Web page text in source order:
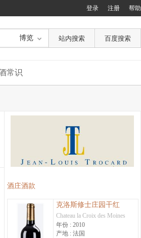
帮助
注册
登录
博览
常识
酒庄酒款
克洛斯修士庄园干红
Chateau la Croix des Moines
年份 : 2010
产地 : 法国